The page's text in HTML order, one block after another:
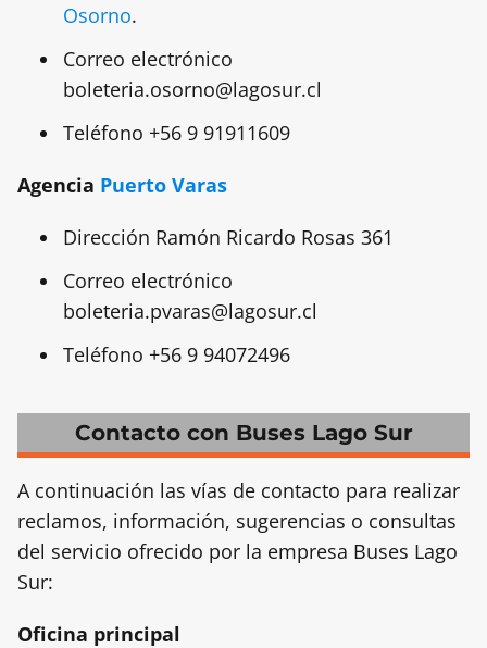
Osorno.
Correo electrónico
boleteria.osorno@lagosur.cl
Teléfono +56 9 91911609
Agencia Puerto Varas
Dirección Ramón Ricardo Rosas 361
Correo electrónico
boleteria.pvaras@lagosur.cl
Teléfono +56 9 94072496
Contacto con Buses Lago Sur
A continuación las vías de contacto para realizar
reclamos, información, sugerencias o consultas
del servicio ofrecido por la empresa Buses Lago
Sur:
Oficina principal